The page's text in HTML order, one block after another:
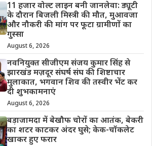
11 हजार वोल्ट लाइन बनी जानलेवा: ड्यूटी
के दौरान बिजली मिस्त्री की मौत, मुआवजा
और नौकरी की मांग पर फूटा ग्रामीणों का
गुस्सा
August 6, 2026
नवनियुक्त सीजीएम संजय कुमार सिंह से
झारखंड मज़दूर संघर्ष संघ की शिष्टाचार
मुलाकात, भगवान शिव की तस्वीर भेंट कर
दी शुभकामनाएं
August 6, 2026
बड़ाजामदा में बेखौफ चोरों का आतंक, बेकरी
का शटर काटकर अंदर घुसे; केक-चॉकलेट
खाकर हुए फरार